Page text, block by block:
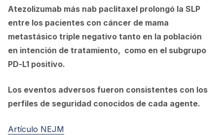
Atezolizumab más nab paclitaxel prolongó la SLP
entre los pacientes con cáncer de mama
metastásico triple negativo tanto en la población
en intención de tratamiento, como en el subgrupo
PD-L1 positivo.
Los eventos adversos fueron consistentes con los
perfiles de seguridad conocidos de cada agente.
Artículo NEJM